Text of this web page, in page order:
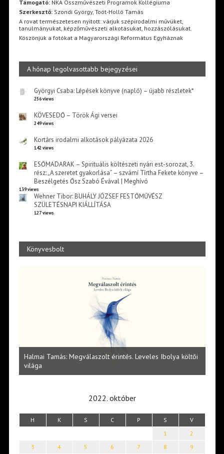
Támogató:NKA Összművészeti Programok Kollégiuma
Szerkesztő:Szondi György, Toót-Holló Tamás
A rovat természetesen nyitott: várjuk szépirodalmi művüket,
tanulmányukat, képzőművészeti alkotásukat, hozzászólásukat.
Köszönjük a fotókat a Magyarországi Református Egyháznak
A hónap legolvasottabb bejegyzései
Györgyi Csaba: Lépések könyve (napló) – újabb részletek*
256 views
KÖVESEDŐ – Török Ági versei
249 views
Kortárs irodalmi alkotások pályázata 2026
142 views
ESŐMADARAK – Spirituális költészeti nyári est-sorozat, 3.
rész: „A szeretet gyakorlása” – szvámí Tírtha Fekete könyve –
Beszélgetés Ősz Szabó Évával | Meghívó
139 views
Wehner Tibor: BUHÁLY JÓZSEF FESTŐMŰVÉSZ
SZÜLETÉSNAPI KIÁLLÍTÁSA
127 views
Könyvesbolt
Ibolya költői
2022. október
H K S C P S V
1
2
3
4 5 6 7 8
9